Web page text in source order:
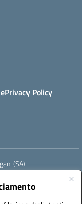
Privacy Policy
(SA)